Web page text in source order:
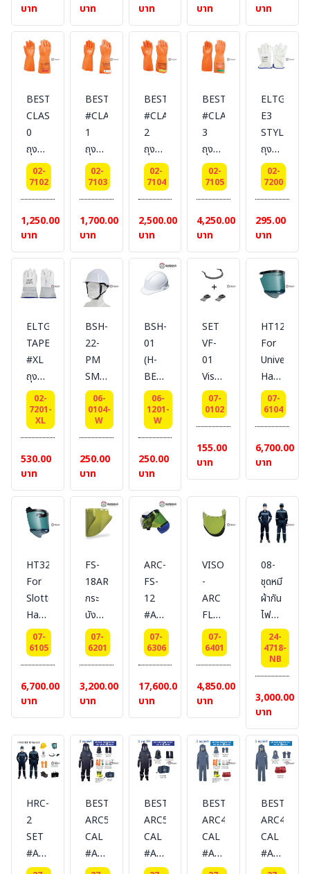
ยี่ห้อ
BESTSAFE
ป้องกัน
ไฟฟ้า
18
kV
ยี่ห้อ
BESTSAFE
ป้องกัน
ไฟฟ้า
18
kV
ยี่ห้อ
BESTSAFE
บาท
บาท
งาน
กู้ภัย
บาท
ยี่ห้อ
LAKELAND
บาท
/2500V
ยาว
cm.
บาท
BESTSAFE
CLASS
0
ถุงมือ
ยาง
ป้องกัน
ไฟฟ้า
1000V
/5000V
ยาว
36
cm.
02-
7102
1,250.00
บาท
BESTSAFE
#CLASS
1
ถุงมือ
ป้องกัน
ไฟฟ้า
7500V
/10000V
ยาว
36
cm.
02-
7103
1,700.00
บาท
BESTSAFE
#CLASS
2
ถุงมือ
ป้องกัน
ไฟฟ้า
17000V
/20000V
ยาว
36
cm.
02-
7104
2,500.00
บาท
BESTSAFE
#CLASS
3
ถุงมือ
ป้องกัน
ไฟฟ้า
26500V
/30000V
ยาว
41
cm.
02-
7105
4,250.00
บาท
ELTG#01
E3
STYLE
ถุงมือ
หนัง
สวม
ทับ
ถุงมือ
กัน
ไฟฟ้า
ยี่ห้อ
BESTSAFE
02-
7200
295.00
บาท
ELTG#03
TAPE
#XL
ถุงมือ
หนัง
สำหรับ
สวม
ถุงมือ
ป้องกัน
ไฟฟ้า
Size:
XL
with
0,1,2,3
02-
7201-
XL
530.00
บาท
BSH-
22-
PM
SMARTSAFE
(ABS)
หมวก
นิรภัย
หมุน
พร้อม
สาย
รัด
คางสี
ดำ 4
จุดไน
ล่อน
+
ยาง
ยืด
พร้อม
คลิ๊ป
ดำ สี
06-
0104-
W
250.00
บาท
BSH-
01
(H-
BEST)
หมวก
นิรภัย
แบบ
หมุน
BESTSAFE
สี : สี
ขาว
06-
1201-
W
250.00
บาท
SET
VF-
01
Visor
Brackers
+
VF-
02
Slot
Adator
#BESTSAFE
โครง
กระ
พร้อม
อุปกรณ์
เสียบ
กระ
บังหน้า
07-
0102
155.00
บาท
HT128
For
Universal
Hard
Hat
ATPV
: 20
Cal/cm2
แผ่น
กระ
บังหน้า
เลนส์
ARC
FLASH
กัน
ไฟฟ้า
ยี่ห้อ
BESTSAFE
07-
6104
6,700.00
บาท
HT328X
For
Slotted
Hard
Hat
ATPV
: 20
Cal/cm2
แผ่น
กระ
บังหน้า
เลนส์
ARC
FLASH
กัน
ไฟฟ้า
ยี่ห้อ
BESTSAFE
07-
6105
6,700.00
บาท
FS-
18ARC10
กระ
บังหน้า
นิรภัย
ยี่ห้อ
ELVEX
07-
6201
3,200.00
บาท
ARC-
FS-
12
#Arc
flash
protective
face
shield
12
cal/cm2
[กระ
บังหน้า]
ยี่ห้อ
LAKELAND
07-
6306
17,600.00
บาท
VISORF14V2
-
ARC
FLASH
VISOR
กระ
บังหน้า
นิรภัย-
กัน
ไฟฟ้า
14
cal
#DELTAPLUS
07-
6401
4,850.00
บาท
08-
ชุดหมี
ผ้ากัน
ไฟ
BESTSAFE
FRC
ผ้า
TM,
FR
cotton
#Style08
Coverall
FR
fabric
weight
260
g ,
antistatic
24-
4718-
NB
3,000.00
บาท
HRC-
2
SET
#Arc
flash
BEST-
ARC50
CAL
#Arc
flash
BEST-
ARC50
CAL
#Arc
flash
BEST-
ARC45
CAL
#Arc
flash
BEST-
ARC45
CAL
#Arc
flash